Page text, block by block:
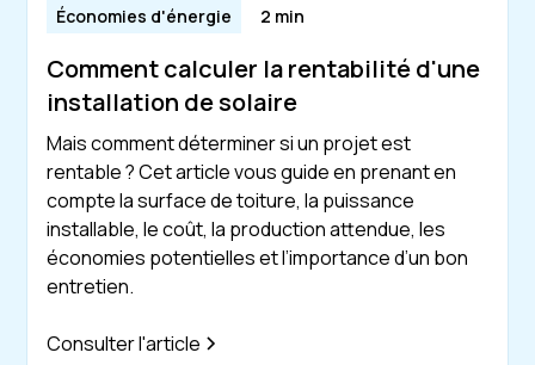
Économies d'énergie 2 min
Comment calculer la rentabilité d'une
installation de solaire
Mais comment déterminer si un projet est
rentable ? Cet article vous guide en prenant en
compte la surface de toiture, la puissance
installable, le coût, la production attendue, les
économies potentielles et l’importance d’un bon
entretien.
Consulter l'article